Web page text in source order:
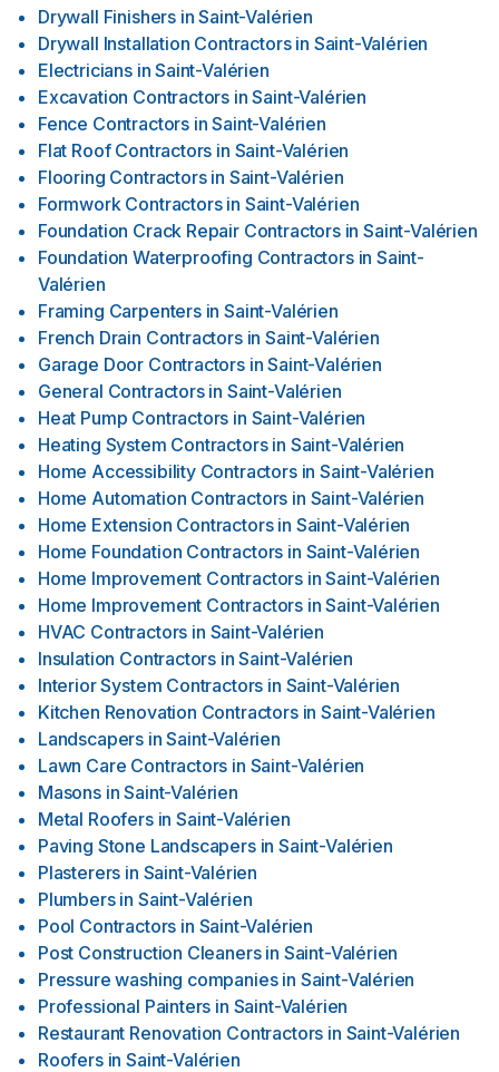
Drywall Finishers in Saint-Valérien
Drywall Installation Contractors in Saint-Valérien
Electricians in Saint-Valérien
Excavation Contractors in Saint-Valérien
Fence Contractors in Saint-Valérien
Flat Roof Contractors in Saint-Valérien
Flooring Contractors in Saint-Valérien
Formwork Contractors in Saint-Valérien
Foundation Crack Repair Contractors in Saint-Valérien
Foundation Waterproofing Contractors in Saint-
Valérien
Framing Carpenters in Saint-Valérien
French Drain Contractors in Saint-Valérien
Garage Door Contractors in Saint-Valérien
General Contractors in Saint-Valérien
Heat Pump Contractors in Saint-Valérien
Heating System Contractors in Saint-Valérien
Home Accessibility Contractors in Saint-Valérien
Home Automation Contractors in Saint-Valérien
Home Extension Contractors in Saint-Valérien
Home Foundation Contractors in Saint-Valérien
Home Improvement Contractors in Saint-Valérien
Home Improvement Contractors in Saint-Valérien
HVAC Contractors in Saint-Valérien
Insulation Contractors in Saint-Valérien
Interior System Contractors in Saint-Valérien
Kitchen Renovation Contractors in Saint-Valérien
Landscapers in Saint-Valérien
Lawn Care Contractors in Saint-Valérien
Masons in Saint-Valérien
Metal Roofers in Saint-Valérien
Paving Stone Landscapers in Saint-Valérien
Plasterers in Saint-Valérien
Plumbers in Saint-Valérien
Pool Contractors in Saint-Valérien
Post Construction Cleaners in Saint-Valérien
Pressure washing companies in Saint-Valérien
Professional Painters in Saint-Valérien
Restaurant Renovation Contractors in Saint-Valérien
Roofers in Saint-Valérien